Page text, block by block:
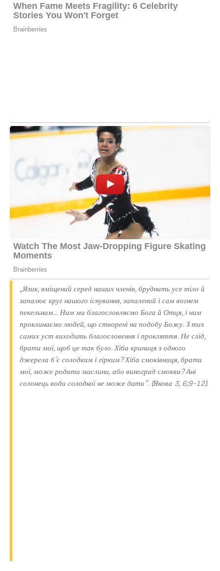
„Язик, вміщений серед наших членів, бруднить усе тіло й
запалює круг нашого існування, запалений і сам вогнем
пекельним… Ним ми благословляємо Бога й Отця, і ним
проклинаємо людей, що створені на подобу Божу. З тих
самих уст виходить благословення і прокляття. Не слід,
брати мої, щоб це так було. Хіба криниця з одного
джерела б’є солодким і гірким? Хіба смоківниця, брати
мої, може родити маслини, або виноград смокви? Ані
солонець води солодкої не може дати“. (Якова 3, 6;9-12).